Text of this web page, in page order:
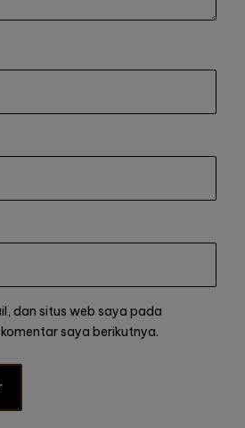
dan situs web saya pada
saya berikutnya.